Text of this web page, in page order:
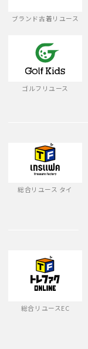
ブランド古着リユース
ゴルフリユース
総合リユース タイ
総合リユースEC